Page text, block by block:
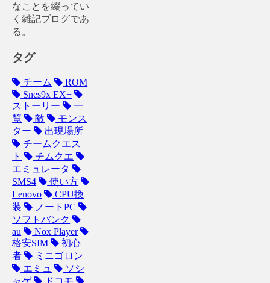
なことを綴ってい
く雑記ブログであ
る。
タグ
チーム
ROM
Snes9x EX+
ストーリー
一
覧
敵
モンス
ター
出現場所
チームクエス
ト
チムクエ
エミュレータ
SMS4
使い方
Lenovo
CPU換
装
ノートPC
ソフトバンク
au
Nox Player
格安SIM
初心
者
ミニゴロン
エミュ
ソシ